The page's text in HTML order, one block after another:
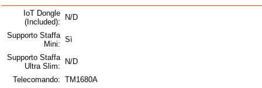
IoT Dongle
(Included):
N/D
Supporto Staffa
Mini:
Sì
Supporto Staffa
Ultra Slim:
N/D
Telecomando: TM1680A